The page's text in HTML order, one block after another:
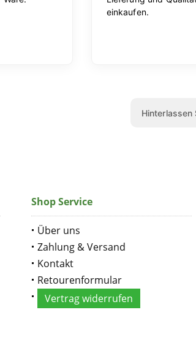
Shop Service
Über uns
Zahlung & Versand
Kontakt
Retourenformular
Vertrag widerrufen